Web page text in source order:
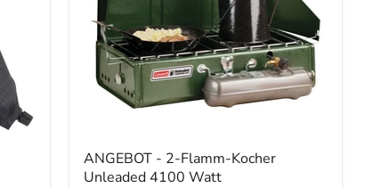
ANGEBOT - 2-Flamm-Kocher
Unleaded 4100 Watt